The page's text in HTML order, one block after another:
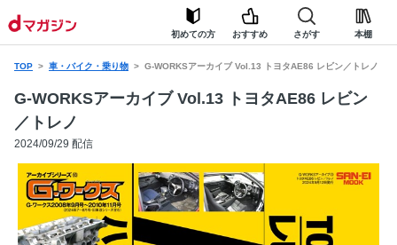
初めての方 おすすめ さがす 本棚
TOP 車・バイク・乗り物 G-WORKSアーカイブ Vol.13 トヨタAE86 レビン／トレノ
G-WORKSアーカイブ Vol.13 トヨタAE86 レビン
／トレノ
2024/09/29 配信